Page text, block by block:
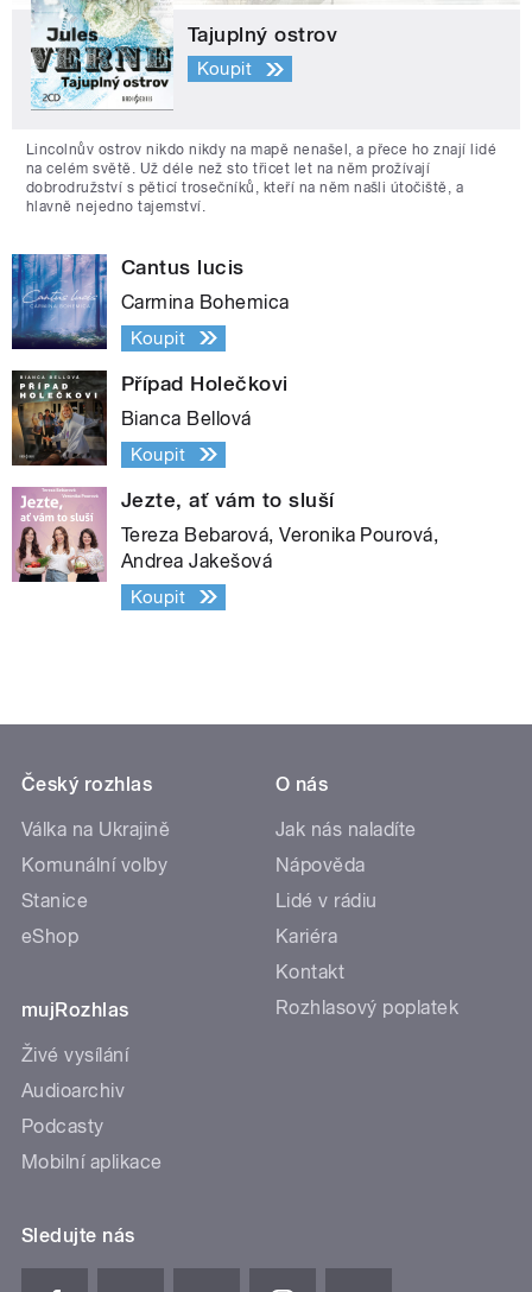
Tajuplný ostrov
Koupit
Lincolnův ostrov nikdo nikdy na mapě nenašel, a přece ho znají lidé
na celém světě. Už déle než sto třicet let na něm prožívají
dobrodružství s pěticí trosečníků, kteří na něm našli útočiště, a
hlavně nejedno tajemství.
Cantus lucis
Carmina Bohemica
Koupit
Případ Holečkovi
Bianca Bellová
Koupit
Jezte, ať vám to sluší
Tereza Bebarová, Veronika Pourová,
Andrea Jakešová
Koupit
Český rozhlas
Válka na Ukrajině
Komunální volby
Stanice
eShop
mujRozhlas
Živé vysílání
Audioarchiv
Podcasty
Mobilní aplikace
O nás
Jak nás naladíte
Nápověda
Lidé v rádiu
Kariéra
Kontakt
Rozhlasový poplatek
Sledujte nás